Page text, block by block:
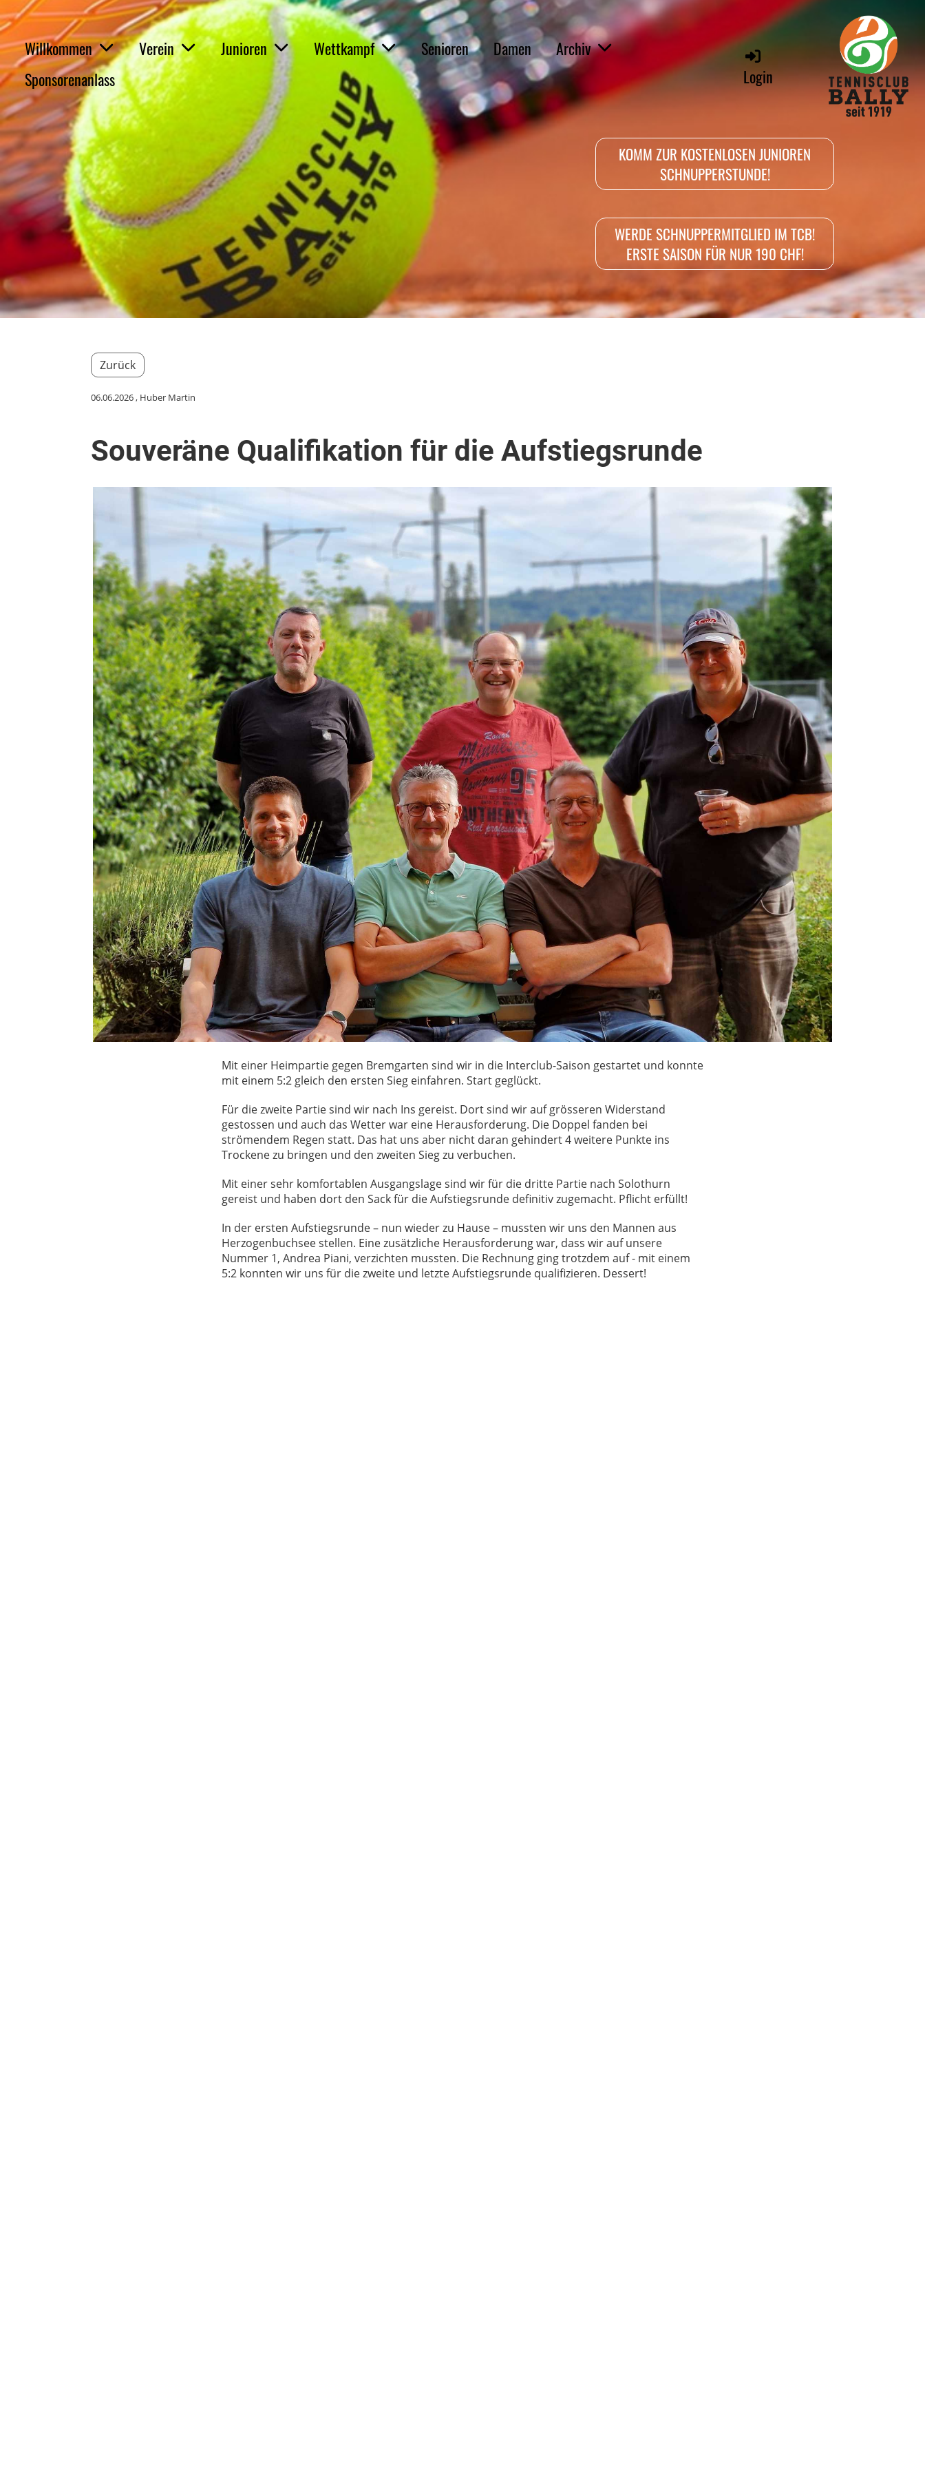
Willkommen Verein Junioren Wettkampf Senioren Damen
Archiv
Sponsorenanlass
Login
KOMM ZUR KOSTENLOSEN JUNIOREN
SCHNUPPERSTUNDE!
WERDE SCHNUPPERMITGLIED IM TCB!
ERSTE SAISON FÜR NUR 190 CHF!
Zurück
06.06.2026, Huber Martin
Souveräne Qualifikation für die Aufstiegsrunde
Mit einer Heimpartie gegen Bremgarten sind wir in die Interclub-Saison gestartet und konnte
mit einem 5:2 gleich den ersten Sieg einfahren. Start geglückt.
Für die zweite Partie sind wir nach Ins gereist. Dort sind wir auf grösseren Widerstand
gestossen und auch das Wetter war eine Herausforderung. Die Doppel fanden bei
strömendem Regen statt. Das hat uns aber nicht daran gehindert 4 weitere Punkte ins
Trockene zu bringen und den zweiten Sieg zu verbuchen.
Mit einer sehr komfortablen Ausgangslage sind wir für die dritte Partie nach Solothurn
gereist und haben dort den Sack für die Aufstiegsrunde definitiv zugemacht. Pflicht erfüllt!
In der ersten Aufstiegsrunde – nun wieder zu Hause – mussten wir uns den Mannen aus
Herzogenbuchsee stellen. Eine zusätzliche Herausforderung war, dass wir auf unsere
Nummer 1, Andrea Piani, verzichten mussten. Die Rechnung ging trotzdem auf - mit einem
5:2 konnten wir uns für die zweite und letzte Aufstiegsrunde qualifizieren. Dessert!